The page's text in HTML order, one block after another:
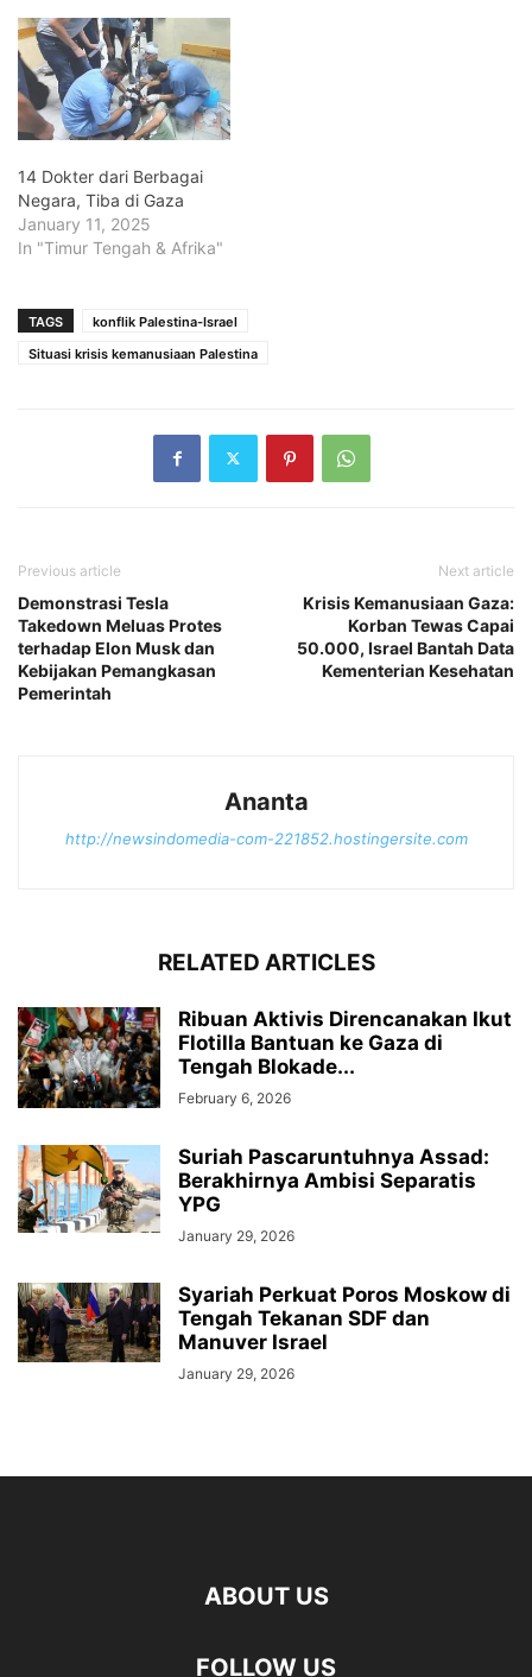
14 Dokter dari Berbagai
Negara, Tiba di Gaza
January 11, 2025
In "Timur Tengah & Afrika"
TAGS
konflik Palestina-Israel
Situasi krisis kemanusiaan Palestina
Previous article
Demonstrasi Tesla
Takedown Meluas Protes
terhadap Elon Musk dan
Kebijakan Pemangkasan
Pemerintah
Next article
Krisis Kemanusiaan Gaza:
Korban Tewas Capai
50.000, Israel Bantah Data
Kementerian Kesehatan
Ananta
http://newsindomedia-com-221852.hostingersite.com
RELATED ARTICLES
Ribuan Aktivis Direncanakan Ikut
Flotilla Bantuan ke Gaza di
Tengah Blokade...
February 6, 2026
Suriah Pascaruntuhnya Assad:
Berakhirnya Ambisi Separatis
YPG
January 29, 2026
Syariah Perkuat Poros Moskow di
Tengah Tekanan SDF dan
Manuver Israel
January 29, 2026
ABOUT US
FOLLOW US